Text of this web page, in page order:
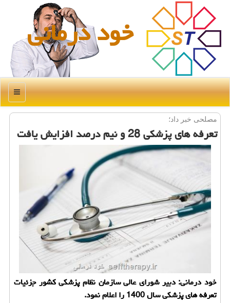
خود درمانی
منو
مصلحی خبر داد؛
تعرفه های پزشكی 28 و نیم درصد افزایش یافت
خود درمانی: دبیر شورای عالی سازمان نظام پزشکی کشور جزئیات
تعرفه های پزشکی سال 1400 را اعلام نمود.